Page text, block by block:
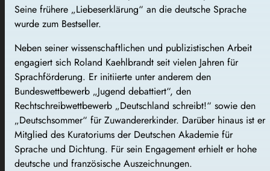
Seine frühere „Liebeserklärung“ an die deutsche Sprache
wurde zum Bestseller.
Neben seiner wissenschaftlichen und publizistischen Arbeit
engagiert sich Roland Kaehlbrandt seit vielen Jahren für
Sprachförderung. Er initiierte unter anderem den
Bundeswettbewerb „Jugend debattiert“, den
Rechtschreibwettbewerb „Deutschland schreibt!“ sowie den
„Deutschsommer“ für Zuwandererkinder. Darüber hinaus ist er
Mitglied des Kuratoriums der Deutschen Akademie für
Sprache und Dichtung. Für sein Engagement erhielt er hohe
deutsche und französische Auszeichnungen.